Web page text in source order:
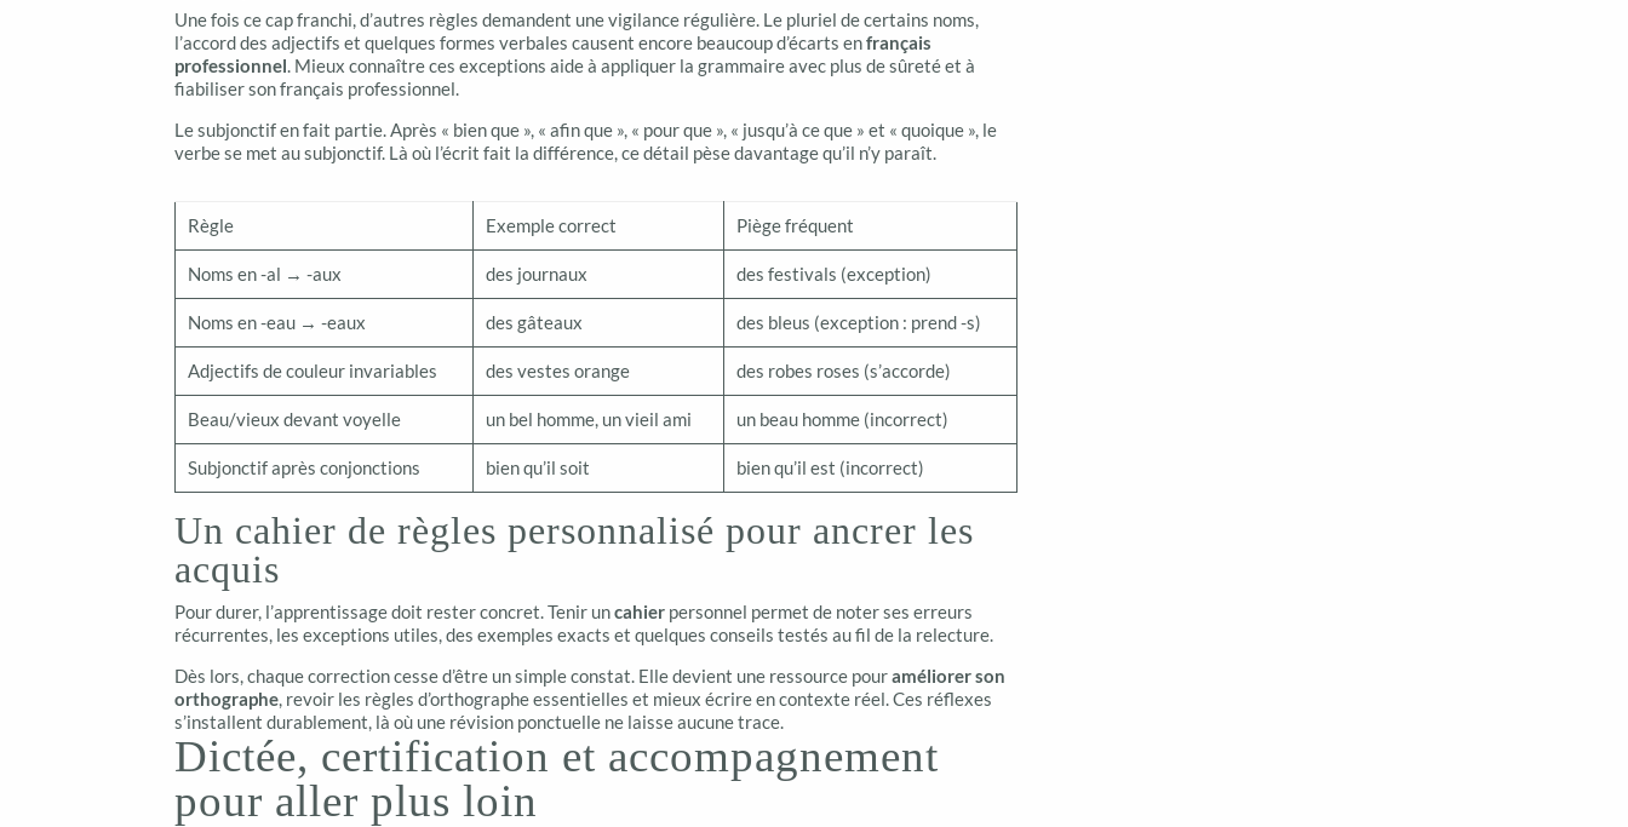
Une fois ce cap franchi, d’autres règles demandent une vigilance régulière. Le pluriel de certains noms,
l’accord des adjectifs et quelques formes verbales causent encore beaucoup d’écarts enfrançais
professionnel. Mieux connaître ces exceptions aide à appliquer la grammaire avec plus de sûreté et à
fiabiliser son français professionnel.
Le subjonctif en fait partie. Après « bien que », « afin que », « pour que », « jusqu’à ce que » et « quoique », le
verbe se met au subjonctif. Là où l’écrit fait la différence, ce détail pèse davantage qu’il n’y paraît.
Règle Exemple correct Piège fréquent
Noms en -al → -aux des journaux des festivals (exception)
Noms en -eau → -eaux des gâteaux des bleus (exception : prend -s)
Adjectifs de couleur invariables des vestes orange des robes roses (s’accorde)
Beau/vieux devant voyelle un bel homme, un vieil ami un beau homme (incorrect)
Subjonctif après conjonctions bien qu’il soit bien qu’il est (incorrect)
Un cahier de règles personnalisé pour ancrer les
acquis
Pour durer, l’apprentissage doit rester concret. Tenir uncahier personnel permet de noter ses erreurs
récurrentes, les exceptions utiles, des exemples exacts et quelques conseils testés au fil de la relecture.
Dès lors, chaque correction cesse d’être un simple constat. Elle devient une ressource pouraméliorer son
orthographe, revoir les règles d’orthographe essentielles et mieux écrire en contexte réel. Ces réflexes
s’installent durablement, là où une révision ponctuelle ne laisse aucune trace.
Dictée, certification et accompagnement
pour aller plus loin